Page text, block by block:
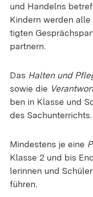
und Han­delns
Kin­dern wer­den
tig­ten
part­nern.
Das Hal­ten und
so­wie die
ben in Klas­se und
des Sach­un­ter­richts.
Min­des­tens je ei­ne
Klas­se 2 und bis
le­rin­nen und
füh­ren.